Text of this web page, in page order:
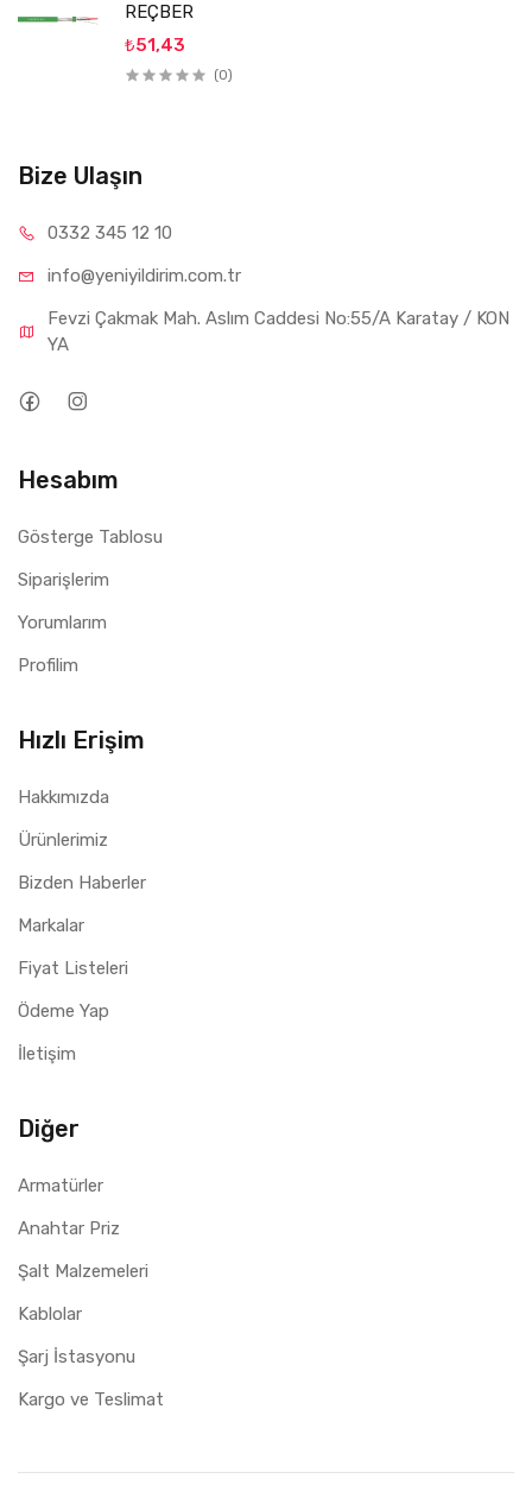
REÇBER
₺51,43
(0)
Bize Ulaşın
0332 345 12 10
info@yeniyil dirim.com.tr
Fevzi Çakmak Mah. Aslım Caddesi No:55/A Karatay / KON
YA
Hesabım
Gösterge Tablosu
Siparişlerim
Yorumlarım
Profilim
Hızlı Erişim
Hakkımızda
Ürünlerimiz
Bizden Haberler
Markalar
Fiyat Listeleri
Ödeme Yap
İletişim
Diğer
Armatürler
Anahtar Priz
Şalt Malzemeleri
Kablolar
Şarj İstasyonu
Kargo ve Teslimat